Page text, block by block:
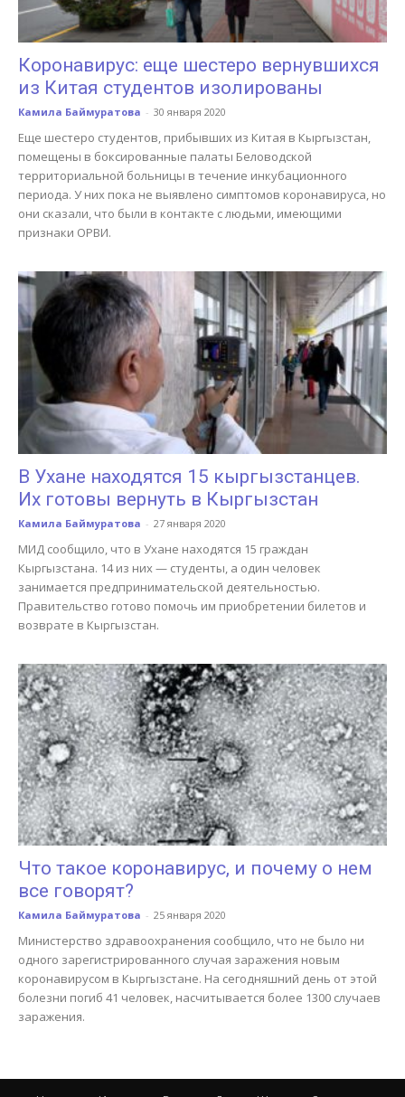
Коронавирус: еще шестеро вернувшихся
из Китая студентов изолированы
Камила Баймуратова - 30 января 2020
Еще шестеро студентов, прибывших из Китая в Кыргызстан,
помещены в боксированные палаты Беловодской
территориальной больницы в течение инкубационного
периода. У них пока не выявлено симптомов коронавируса, но
они сказали, что были в контакте с людьми, имеющими
признаки ОРВИ.
В Ухане находятся 15 кыргызстанцев.
Их готовы вернуть в Кыргызстан
Камила Баймуратова - 27 января 2020
МИД сообщило, что в Ухане находятся 15 граждан
Кыргызстана. 14 из них — студенты, а один человек
занимается предпринимательской деятельностью.
Правительство готово помочь им приобретении билетов и
возврате в Кыргызстан.
Что такое коронавирус, и почему о нем
все говорят?
Камила Баймуратова - 25 января 2020
Министерство здравоохранения сообщило, что не было ни
одного зарегистрированного случая заражения новым
коронавирусом в Кыргызстане. На сегодняшний день от этой
болезни погиб 41 человек, насчитывается более 1300 случаев
заражения.